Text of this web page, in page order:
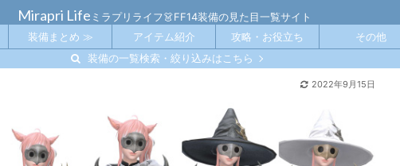
Mirapri Life ミラプリライフ👗FF14装備の見た目一覧サイト
装備の一覧検索・絞り込みはこちら
装備まとめ ≫ アイテム紹介 攻略・お役立ち その他
2022年9月15日